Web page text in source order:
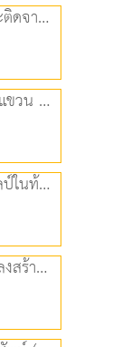
สื่อประกอบการสอน เรื่อง งานปะติดจากการตัดกระดาษ (2.49 MB)
สื่อประกอบการสอน เรื่อง เครื่องแขวน (2.06 MB)
สื่อประกอบการสอน เรื่อง งานศิลป์ในท้องถิ่น (2.40 MB)
สื่อประกอบการสอน เรื่อง บทเพลงสร้างสุข (3.51 MB)